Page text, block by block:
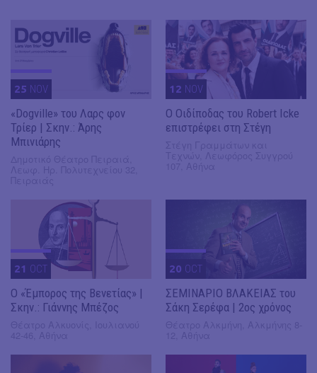
25 NOV
«Dogville» του Λαρς φον
Τρίερ | Σκην.: Άρης
Μπινιάρης
12 NOV
O Οιδίποδας του Robert Icke
επιστρέφει στη Στέγη
21 OCT
Ο «Έμπορος της Βενετίας» |
Σκην.: Γιάννης Μπέζος
20 OCT
ΣΕΜΙΝΑΡΙΟ ΒΛΑΚΕΙΑΣ του
Σάκη Σερέφα | 2ος χρόνος